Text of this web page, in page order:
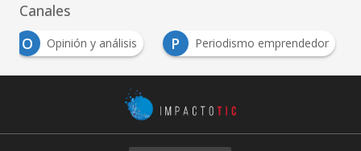
Canales
O
Opinión y análisis P Periodismo emprendedor